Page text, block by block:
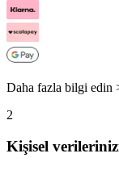
Daha fazla bilgi edin
2
Kişisel